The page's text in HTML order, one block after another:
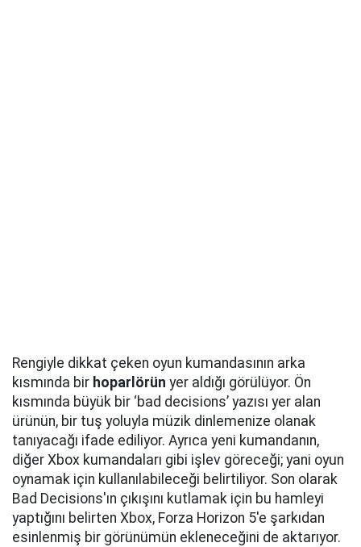
Rengiyle dikkat çeken oyun kumandasının arka
kısmında bir hoparlörün yer aldığı görülüyor. Ön
kısmında büyük bir ‘bad decisions’ yazısı yer alan
ürünün, bir tuş yoluyla müzik dinlemenize olanak
tanıyacağı ifade ediliyor. Ayrıca yeni kumandanın,
diğer Xbox kumandaları gibi işlev göreceği; yani oyun
oynamak için kullanılabileceği belirtiliyor. Son olarak
Bad Decisions'ın çıkışını kutlamak için bu hamleyi
yaptığını belirten Xbox, Forza Horizon 5'e şarkıdan
esinlenmiş bir görünümün ekleneceğini de aktarıyor.